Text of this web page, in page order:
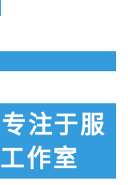
注于服
作室